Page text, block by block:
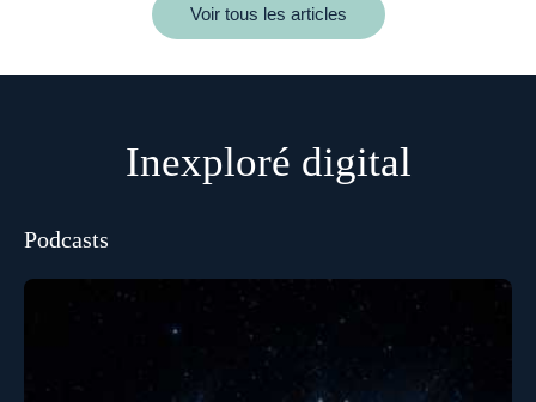
Voir tous les articles
Inexploré digital
Podcasts